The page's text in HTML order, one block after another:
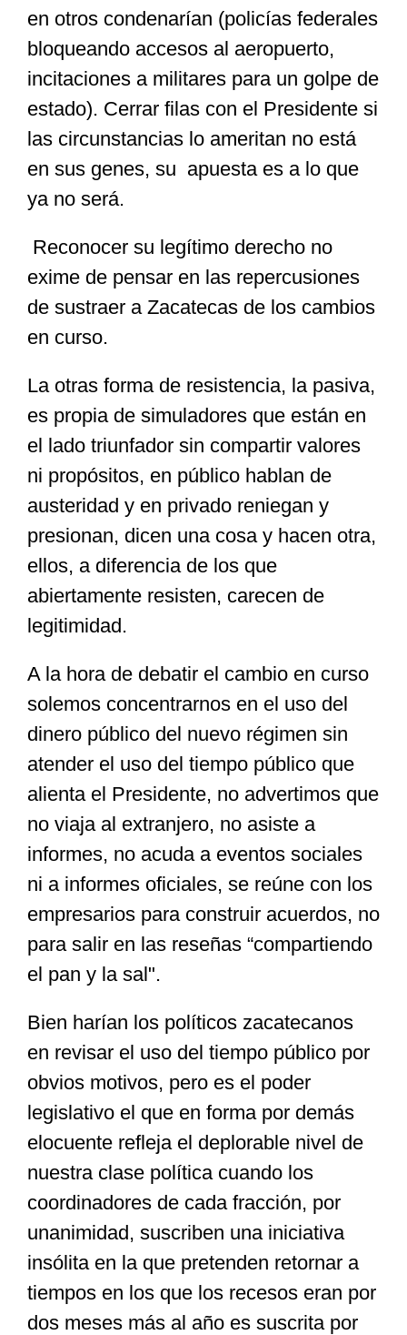
en otros condenarían (policías federales
bloqueando accesos al aeropuerto,
incitaciones a militares para un golpe de
estado). Cerrar filas con el Presidente si
las circunstancias lo ameritan no está
en sus genes, su apuesta es a lo que
ya no será.
Reconocer su legítimo derecho no
exime de pensar en las repercusiones
de sustraer a Zacatecas de los cambios
en curso.
La otras forma de resistencia, la pasiva,
es propia de simuladores que están en
el lado triunfador sin compartir valores
ni propósitos, en público hablan de
austeridad y en privado reniegan y
presionan, dicen una cosa y hacen otra,
ellos, a diferencia de los que
abiertamente resisten, carecen de
legitimidad.
A la hora de debatir el cambio en curso
solemos concentrarnos en el uso del
dinero público del nuevo régimen sin
atender el uso del tiempo público que
alienta el Presidente, no advertimos que
no viaja al extranjero, no asiste a
informes, no acuda a eventos sociales
ni a informes oficiales, se reúne con los
empresarios para construir acuerdos, no
para salir en las reseñas “compartiendo
el pan y la sal".
Bien harían los políticos zacatecanos
en revisar el uso del tiempo público por
obvios motivos, pero es el poder
legislativo el que en forma por demás
elocuente refleja el deplorable nivel de
nuestra clase política cuando los
coordinadores de cada fracción, por
unanimidad, suscriben una iniciativa
insólita en la que pretenden retornar a
tiempos en los que los recesos eran por
dos meses más al año es suscrita por